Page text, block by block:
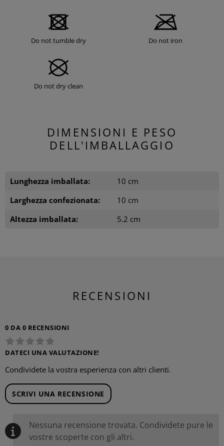
Do not tumble dry Do not iron
Do not dry clean
DIMENSIONI E PESO
DELL'IMBALLAGGIO
Lunghezza imballata:
10 cm
Larghezza confezionata:
10 cm
Altezza imballata:
5.2 cm
RECENSIONI
0 DA 0 RECENSIONI
DATECI UNA VALUTAZIONE!
Condividete la vostra esperienza con altri clienti.
SCRIVI UNA RECENSIONE
Nessuna recensione trovata. Condividete pure le
vostre scoperte con gli altri.